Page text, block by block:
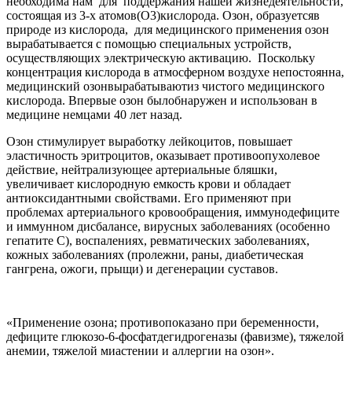
состоящая из 3-х атомов(О3)кислорода. Озон, образуетсяв
природе из кислорода, для медицинского применения озон
вырабатывается с помощью специальных устройств,
осуществляющих электрическую активацию. Поскольку
концентрация кислорода в атмосферном воздухе непостоянна,
медицинский озонвырабатываютиз чистого медицинского
кислорода. Впервые озон былобнаружен и использован в
медицине немцами 40 лет назад.
Озон стимулирует выработку лейкоцитов, повышает
эластичность эритроцитов, оказывает противоопухолевое
действие, нейтрализующее артериальные бляшки,
увеличивает кислородную емкость крови и обладает
антиоксидантными свойствами. Его применяют при
проблемах артериального кровообращения, иммунодефиците
и иммунном дисбалансе, вирусных заболеваниях (особенно
гепатите С), воспалениях, ревматических заболеваниях,
кожных заболеваниях (пролежни, раны, диабетическая
гангрена, ожоги, прыщи) и дегенерации суставов.
«Применение озона; противопоказано при беременности,
дефиците глюкозо-6-фосфатдегидрогеназы (фавизме), тяжелой
анемии, тяжелой миастении и аллергии на озон».